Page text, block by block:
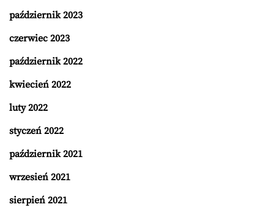
październik 2023
czerwiec 2023
październik 2022
kwiecień 2022
luty 2022
styczeń 2022
październik 2021
wrzesień 2021
sierpień 2021